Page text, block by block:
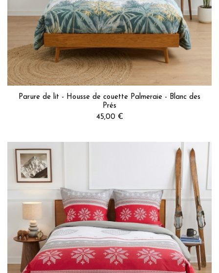
Parure de lit - Housse de couette Palmeraie - Blanc des
Prés
45,00 €